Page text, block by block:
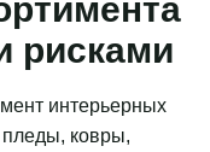
рисками
интерьерных
ковры,